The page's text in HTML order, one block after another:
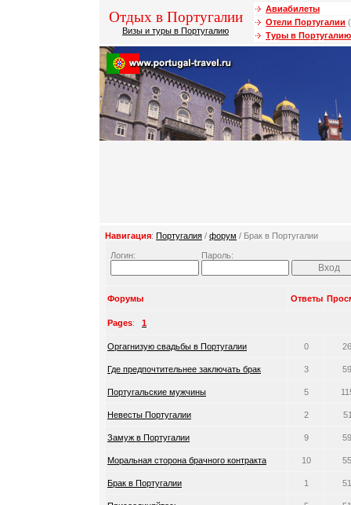
Отдых в Португалии
Визы и туры в Португалию
Авиабилеты
Отели Португалии
Туры в Португалию
Навигация: Португалия / форум / Брак в Португалии
Логин: Пароль:
Форумы Ответы
Pages: 1
Оргагнизую свадьбы в Португалии 0
Где предпочтительнее заключать брак 3
Португальские мужчины 5
Невесты Португалии 2
Замуж в Португалии 9
Моральная сторона брачного контракта 10
Брак в Португалии 1